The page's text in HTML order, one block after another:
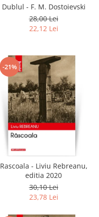
Dublul - F. M. Dostoievski
28,00 Lei
22,12 Lei
-21%
Rascoala - Liviu Rebreanu,
editia 2020
30,10 Lei
23,78 Lei